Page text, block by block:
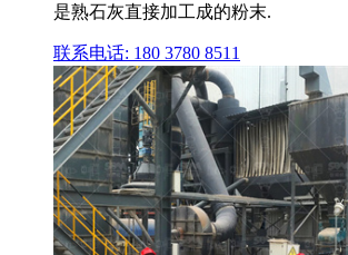
是熟石灰直接加工成的粉末.
联系电话: 180 3780 8511